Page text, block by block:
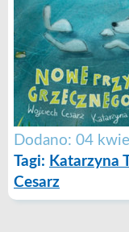
Dodano: 04
Tagi: Katarzyna
Cesarz